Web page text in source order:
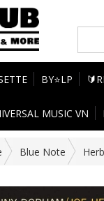
BY⭐LP
MUSIC VN
Blue Note